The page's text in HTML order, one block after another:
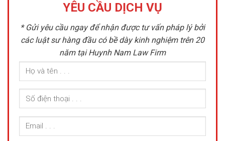
YÊU CẦU DỊCH VỤ
* Gửi yêu cầu ngay để nhận được tư vấn pháp lý bởi
các luật sư hàng đầu có bề dày kinh nghiệm trên 20
năm tại Huynh Nam Law Firm